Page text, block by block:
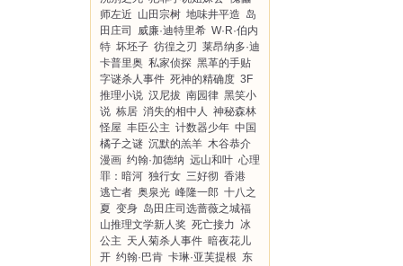
师左近 山田宗树 地味井平造 岛
田庄司
威廉·迪特里希 W·R·伯内
特 坏坯子 彷徨之刃 莱昂纳多·迪
卡普里奥 私家侦探 黑革的手贴
字谜杀人事件 死神的精确度 3F
推理小说 汉尼拔 南园律 黑笑小
说 栋居 消失的相中人 神秘森林
怪屋 丰臣公主 计数器少年 中国
橘子之谜 沉默的羔羊 木谷恭介
漫画 约翰·加德纳 远山和叶 心理
罪：暗河 独行女 三好彻 香港
逃亡者 奥泉光 峰隆一郎 十八之
夏 变身 岛田庄司选蔷薇之城福
山推理文学新人奖 死亡接力 冰
公主 天人菊杀人事件 暗夜花儿
开 约翰·巴肯 卡琳·亚芙提根 东